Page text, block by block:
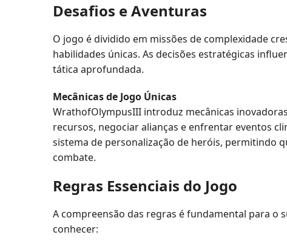
Desafios e Aventuras
O jogo é dividido em missões de complexidade
habilidades únicas. As decisões estratégicas
tática aprofundada.
Mecânicas de Jogo Únicas
WrathofOlympusIII introduz mecânicas
recursos, negociar alianças e enfrentar eventos
sistema de personalização de heróis, permitindo
combate.
Regras Essenciais do Jogo
A compreensão das regras é fundamental para o
conhecer: